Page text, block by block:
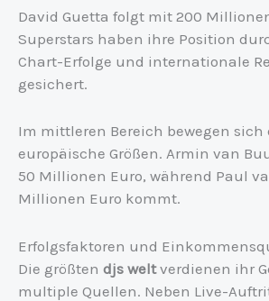
David Guetta folgt mit 200
Superstars haben ihre Position
Chart-Erfolge und internationale
gesichert.
Im mittleren Bereich bewegen sich
europäische Größen. Armin van
50 Millionen Euro, während Paul
Millionen Euro kommt.
Erfolgsfaktoren und
Die größten djs weltverdienen ihr
multiple Quellen. Neben Live-